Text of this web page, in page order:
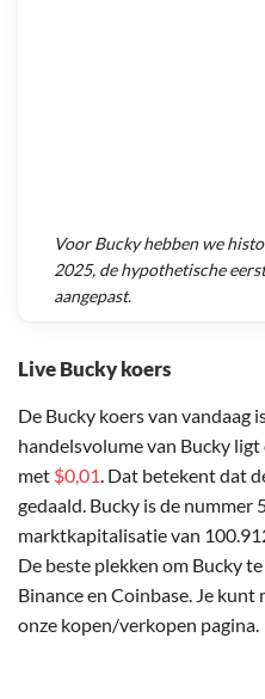
Live Bucky koers
De Bucky koers van vandaag
handelsvolume van Bucky
met $0,01. Dat betekent dat
gedaald. Bucky is de nummer
marktkapitalisatie van
De beste plekken om Bucky
Binance en Coinbase. Je
onze kopen/verkopen pagina.
VoorBuckyhebben we
2025, de hypothetische
aangepast.